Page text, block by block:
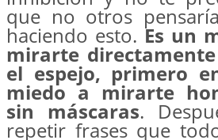
que no otros
haciendo esto. Es un
mirarte
el espejo, primero
miedo a mirarte
sin máscaras.
repetir frases que